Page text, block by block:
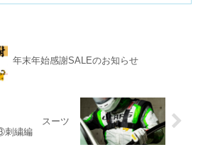
年末年始感謝SALEのお知らせ
ーツ
刺繍編